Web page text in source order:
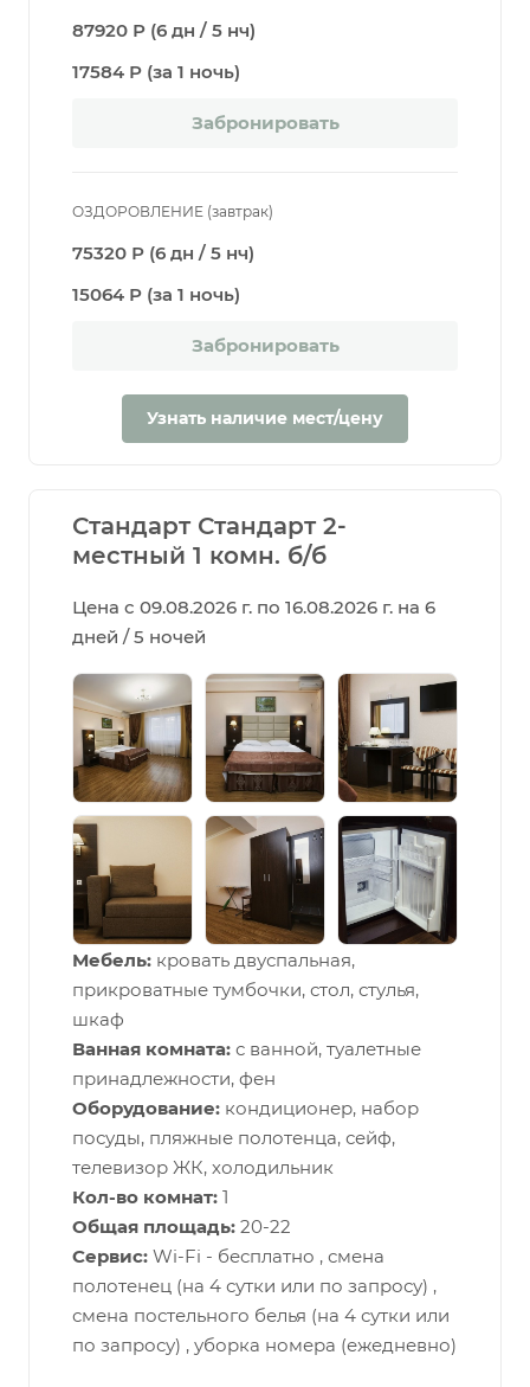
87920 Р (6 дн / 5 нч)
17584 Р (за 1 ночь)
Забронировать
ОЗДОРОВЛЕНИЕ (завтрак)
75320 Р (6 дн / 5 нч)
15064 Р (за 1 ночь)
Забронировать
Узнать наличие мест/цену
Стандарт Стандарт 2-
местный 1 комн. б/б
Цена с 09.08.2026 г. по 16.08.2026 г. на 6
дней / 5 ночей
Мебель: кровать двуспальная,
прикроватные тумбочки, стол, стулья,
шкаф
Ванная комната: с ванной, туалетные
принадлежности, фен
Оборудование: кондиционер, набор
посуды, пляжные полотенца, сейф,
телевизор ЖК, холодильник
Кол-во комнат: 1
Общая площадь: 20-22
Сервис: Wi-Fi - бесплатно , смена
полотенец (на 4 сутки или по запросу) ,
смена постельного белья (на 4 сутки или
по запросу) , уборка номера (ежедневно)